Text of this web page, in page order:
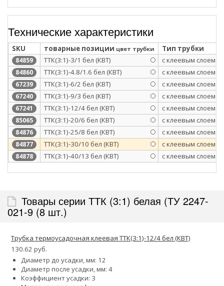
Технические характеристики
SKU товарные позиции цвет трубки Тип трубки
84859 ТТК(3:1)-3/1 бел (КВТ) с клеевым слоем
84860 ТТК(3:1)-4.8/1.6 бел (КВТ) с клеевым слоем
67239 ТТК(3:1)-6/2 бел (КВТ) с клеевым слоем
67240 ТТК(3:1)-9/3 бел (КВТ) с клеевым слоем
67241 ТТК(3:1)-12/4 бел (КВТ) с клеевым слоем
85065 ТТК(3:1)-20/6 бел (КВТ) с клеевым слоем
84876 ТТК(3:1)-25/8 бел (КВТ) с клеевым слоем
84877 ТТК(3:1)-30/10 бел (КВТ) с клеевым слоем
84878 ТТК(3:1)-40/13 бел (КВТ) с клеевым слоем
Товары серии ТТК (3:1) белая (ТУ 2247-
021-9 (8 шт.)
Трубка термоусадочная клеевая ТТК(3:1)-12/4 бел (КВТ)
130.62 руб.
Диаметр до усадки, мм: 12
Диаметр после усадки, мм: 4
Коэффициент усадки: 3